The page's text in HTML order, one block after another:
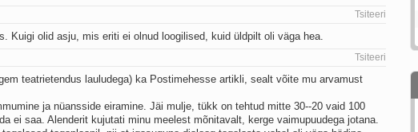
Tsiteeri
Kuigi olid asju, mis eriti ei olnud loogilised, kuid üldpilt oli väga hea.
Tsiteeri
teatrietendus lauludega) ka Postimehesse artikli, sealt võite mu arvamust
ja nüansside eiramine. Jäi mulje, tükk on tehtud mitte 30--20 vaid 100
ei saa. Alenderit kujutati minu meelest mõnitavalt, kerge vaimupuudega jotana.